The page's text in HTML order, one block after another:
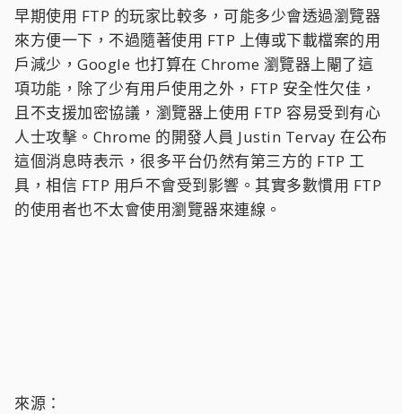
早期使用 FTP 的玩家比較多，可能多少會透過瀏覽器
來方便一下，不過隨著使用 FTP 上傳或下載檔案的用
戶減少，Google 也打算在 Chrome 瀏覽器上閹了這
項功能，除了少有用戶使用之外，FTP 安全性欠佳，
且不支援加密協議，瀏覽器上使用 FTP 容易受到有心
人士攻擊。Chrome 的開發人員 Justin Tervay 在公布
這個消息時表示，很多平台仍然有第三方的 FTP 工
具，相信 FTP 用戶不會受到影響。其實多數慣用 FTP
的使用者也不太會使用瀏覽器來連線。
來源：